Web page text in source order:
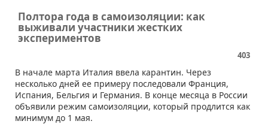
Полтора года в самоизоляции: как
выживали участники жестких
экспериментов
403
В начале марта Италия ввела карантин. Через
несколько дней ее примеру последовали Франция,
Испания, Бельгия и Германия. В конце месяца в России
объявили режим самоизоляции, который продлится как
минимум до 1 мая.